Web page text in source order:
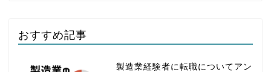
おすすめ記事
製造業経験者に転職についてアン